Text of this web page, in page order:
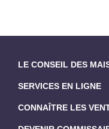
LE CONSEIL DES
SERVICES EN LIGNE
CONNAÎTRE LES